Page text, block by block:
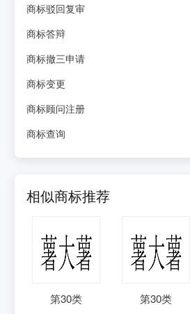
商标驳回复审
商标答辩
商标撤三申请
商标变更
商标顾问注册
商标查询
相似商标推荐
第30类 第30类